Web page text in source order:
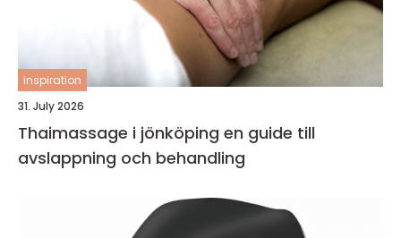
inspiration
31. July 2026
Thaimassage i jönköping en guide till
avslappning och behandling